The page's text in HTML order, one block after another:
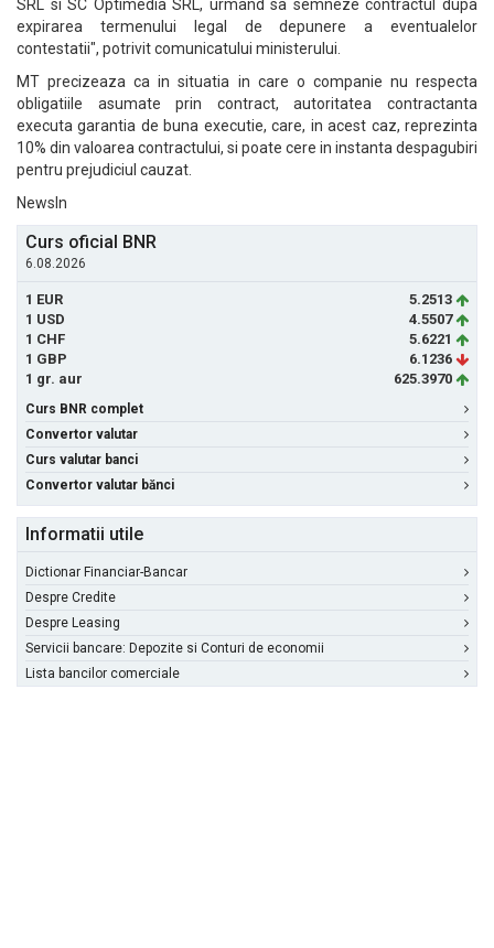
SRL si SC Optimedia SRL, urmand sa semneze contractul dupa
expirarea termenului legal de depunere a eventualelor
contestatii", potrivit comunicatului ministerului.
MT precizeaza ca in situatia in care o companie nu respecta
obligatiile asumate prin contract, autoritatea contractanta
executa garantia de buna executie, care, in acest caz, reprezinta
10% din valoarea contractului, si poate cere in instanta despagubiri
pentru prejudiciul cauzat.
NewsIn
Curs oficial BNR
6.08.2026
1 EUR
5.2513
1 USD
4.5507
1 CHF
5.6221
1 GBP
6.1236
1 gr. aur
625.3970
Curs BNR complet
Convertor valutar
Curs valutar banci
Convertor valutar bănci
Informatii utile
Dictionar Financiar-Bancar
Despre Credite
Despre Leasing
Servicii bancare: Depozite si Conturi de economii
Lista bancilor comerciale